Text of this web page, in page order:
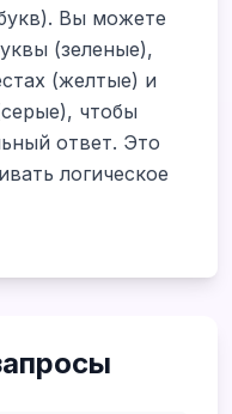
Вы можете
(зеленые),
(желтые) и
чтобы
ответ. Это
логическое